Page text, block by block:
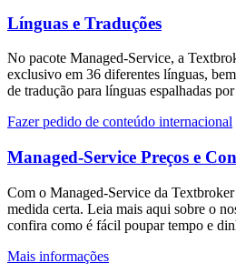
Línguas e Traduções
No pacote Managed-Service, a
exclusivo em 36 diferentes línguas,
de tradução para línguas espalhadas
Fazer pedido de conteúdo internacional
Managed-Service Preços e
Com o Managed-Service da Textbroker
medida certa. Leia mais aqui sobre o
confira como é fácil poupar tempo e
Mais informações